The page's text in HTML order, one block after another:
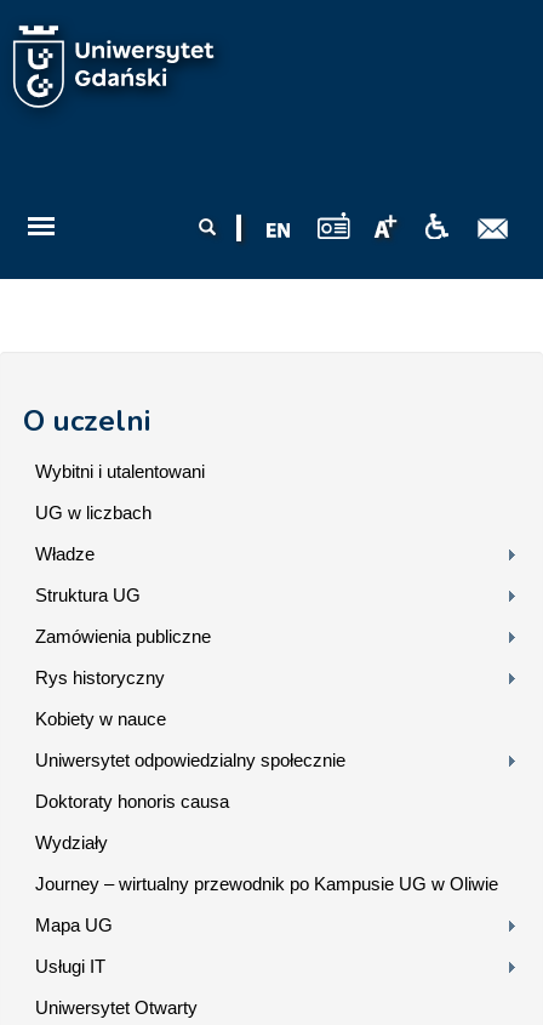
wyszukiwania
O uczelni
Wybitni i utalentowani
UG w liczbach
Władze
Struktura UG
Zamówienia publiczne
Rys historyczny
Kobiety w nauce
Uniwersytet odpowiedzialny społecznie
Doktoraty honoris causa
Wydziały
Journey – wirtualny przewodnik po Kampusie UG w Oliwie
Mapa UG
Usługi IT
Uniwersytet Otwarty